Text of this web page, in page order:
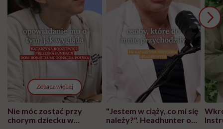
Zobacz więcej
Nie móc zostać przy
chorym dziecku w
"Jestem w ciąży, co mi się
należy?". Headhunter o